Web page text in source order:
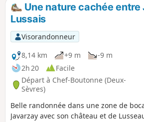
Une nature cachée
Lussais
Visorandonneur
8,14 km
+9 m
-9 m
2h 20
Facile
Départ à Chef-Boutonne (Deux-
Sèvres)
Belle randonnée dans une zone de
Javarzay avec son château et de